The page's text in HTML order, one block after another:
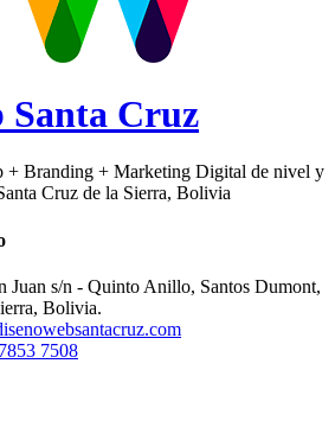
Santa Cruz
+ Branding + Marketing Digital de nivel y
Cruz de la Sierra, Bolivia
Juan s/n - Quinto Anillo, Santos Dumont,
, Bolivia.
7508